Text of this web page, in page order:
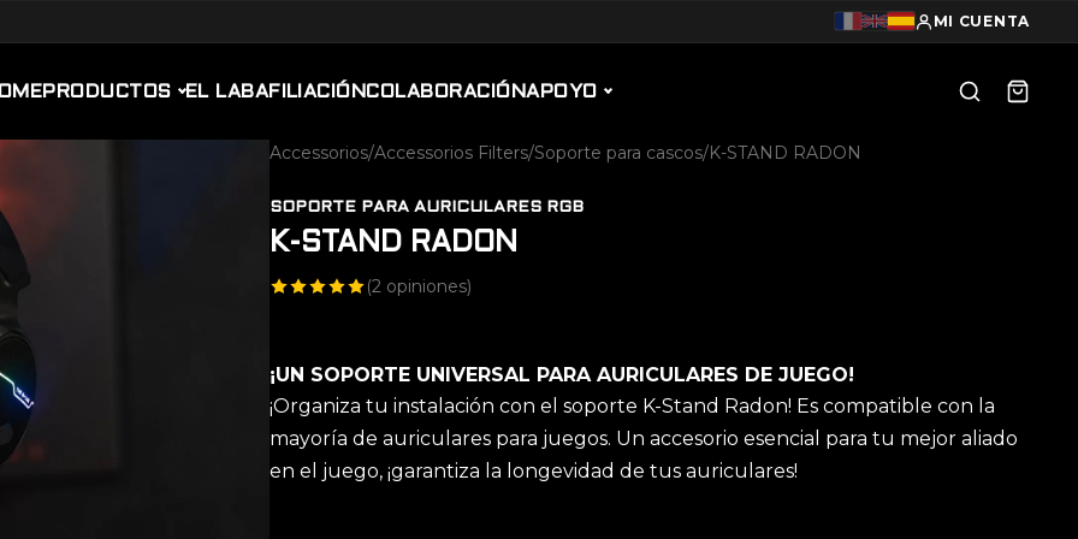
MI CUENTA
PRODUCTOS EL LABAFILIACIÓN COLABORACIÓNAPOYO
Accessorios/Accessorios Filters/Soporte para cascos/K-STAND RADON
SOPORTE PARA AURICULARES RGB
K-STAND RADON
(2 opiniones)
¡UN SOPORTE UNIVERSAL PARA AURICULARES DE JUEGO!
¡Organiza tu instalación con el soporte K-Stand Radon! Es compatible con la
mayoría de auriculares para juegos. Un accesorio esencial para tu mejor aliado
en el juego, ¡garantiza la longevidad de tus auriculares!